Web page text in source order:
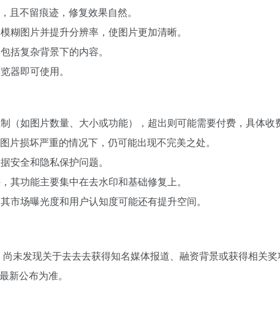
且不留痕迹，修复效果自然。
糊图片并提升分辨率，使图片更加清晰。
括复杂背景下的内容。
器即可使用。
（如图片数量、大小或功能），超出则可能需要付费，具体收
片损坏严重的情况下，仍可能出现不完美之处。
安全和隐私保护问题。
其功能主要集中在去水印和基础修复上。
市场曝光度和用户认知度可能还有提升空间。
未发现关于去去去获得知名媒体报道、融资背景或获得相关
新公布为准。